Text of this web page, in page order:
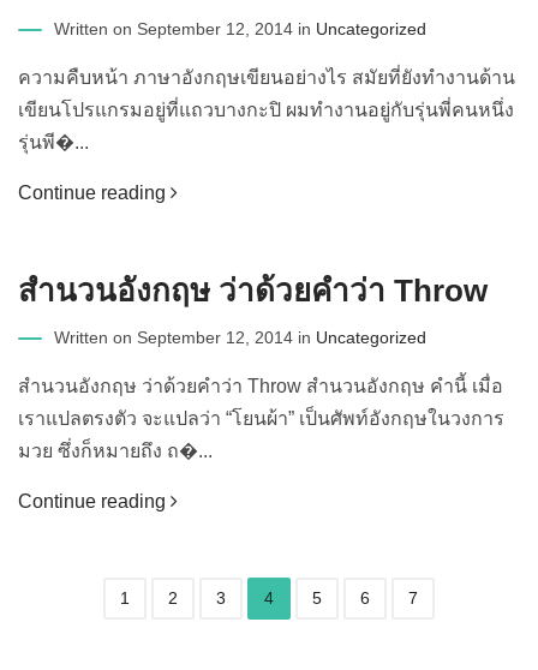
Written on September 12, 2014 in Uncategorized
ความคืบหน้า ภาษาอังกฤษเขียนอย่างไร สมัยที่ยังทำงานด้าน
เขียนโปรแกรมอยู่ที่แถวบางกะปิ ผมทำงานอยู่กับรุ่นพี่คนหนึ่ง
รุ่นพี�...
Continue reading
สำนวนอังกฤษ ว่าด้วยคำว่า Throw
Written on September 12, 2014 in Uncategorized
สำนวนอังกฤษ ว่าด้วยคำว่า Throw สำนวนอังกฤษ คำนี้ เมื่อ
เราแปลตรงตัว จะแปลว่า “โยนผ้า” เป็นศัพท์อังกฤษในวงการ
มวย ซึ่งก็หมายถึง ถ�...
Continue reading
1 2 3 4 5 6 7